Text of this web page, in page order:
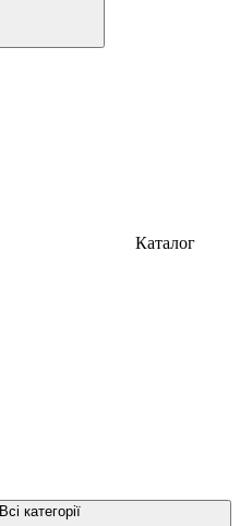
Каталог
Всі категорії